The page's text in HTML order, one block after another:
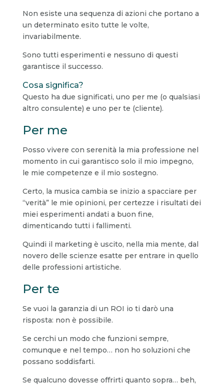
Non esiste una sequenza di azioni che portano a
un determinato esito tutte le volte,
invariabilmente.
Sono tutti esperimenti e nessuno di questi
garantisce il successo.
Cosa significa?
Questo ha due significati, uno per me (o qualsiasi
altro consulente) e uno per te (cliente).
Per me
Posso vivere con serenità la mia professione nel
momento in cui garantisco solo il mio impegno,
le mie competenze e il mio sostegno.
Certo, la musica cambia se inizio a spacciare per
“verità” le mie opinioni, per certezze i risultati dei
miei esperimenti andati a buon fine,
dimenticando tutti i fallimenti.
Quindi il marketing è uscito, nella mia mente, dal
novero delle scienze esatte per entrare in quello
delle professioni artistiche.
Per te
Se vuoi la garanzia di un ROI io ti darò una
risposta: non è possibile.
Se cerchi un modo che funzioni sempre,
comunque e nel tempo… non ho soluzioni che
possano soddisfarti.
Se qualcuno dovesse offrirti quanto sopra… beh,